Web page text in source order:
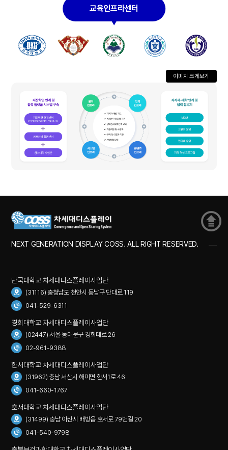
이미지 크게보기
NEXT GENERATION DISPLAY COSS. ALL RIGHT RESERVED.
단국대학교 차세대디스플레이사업단
(31116) 충청남도 천안시 동남구 단대로 119
041-529-6311
경희대학교 차세대디스플레이사업단
(02447) 서울 동대문구 경희대로 26
02-961-9388
한서대학교 차세대디스플레이사업단
(31962) 충남 서산시 해미면 한서1로 46
041-660-1767
호서대학교 차세대디스플레이사업단
(31499) 충남 아산시 배방읍 호서로 79번길 20
041-540-9798